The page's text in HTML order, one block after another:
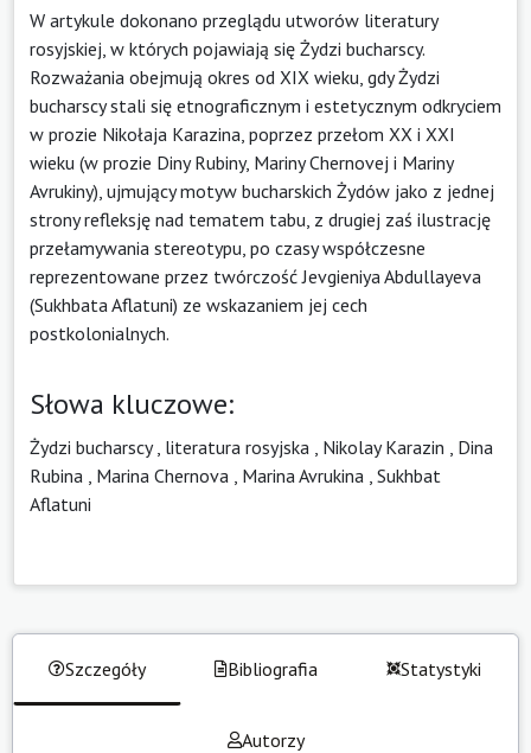
W artykule dokonano przeglądu utworów literatury
rosyjskiej, w których pojawiają się Żydzi bucharscy.
Rozważania obejmują okres od XIX wieku, gdy Żydzi
bucharscy stali się etnograficznym i estetycznym odkryciem
w prozie Nikołaja Karazina, poprzez przełom XX i XXI
wieku (w prozie Diny Rubiny, Mariny Chernovej i Mariny
Avrukiny), ujmujący motyw bucharskich Żydów jako z jednej
strony refleksję nad tematem tabu, z drugiej zaś ilustrację
przełamywania stereotypu, po czasy współczesne
reprezentowane przez twórczość Jevgieniya Abdullayeva
(Sukhbata Aflatuni) ze wskazaniem jej cech
postkolonialnych.
Słowa kluczowe:
Żydzi bucharscy, literatura rosyjska Nikolay Karazin
Dina
Rubina
Marina Chernova Marina Avrukina Sukhbat
Aflatuni
Szczegóły Bibliografia Statystyki
Autorzy